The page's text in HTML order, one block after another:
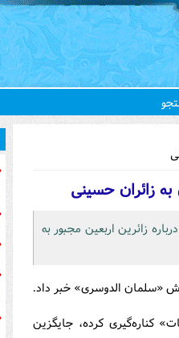
زائران حسینی
زائرین اربعین مجبور به
«سلمان الدوسری» خبر داد.
کناره‌گیری کرده، جایگزین